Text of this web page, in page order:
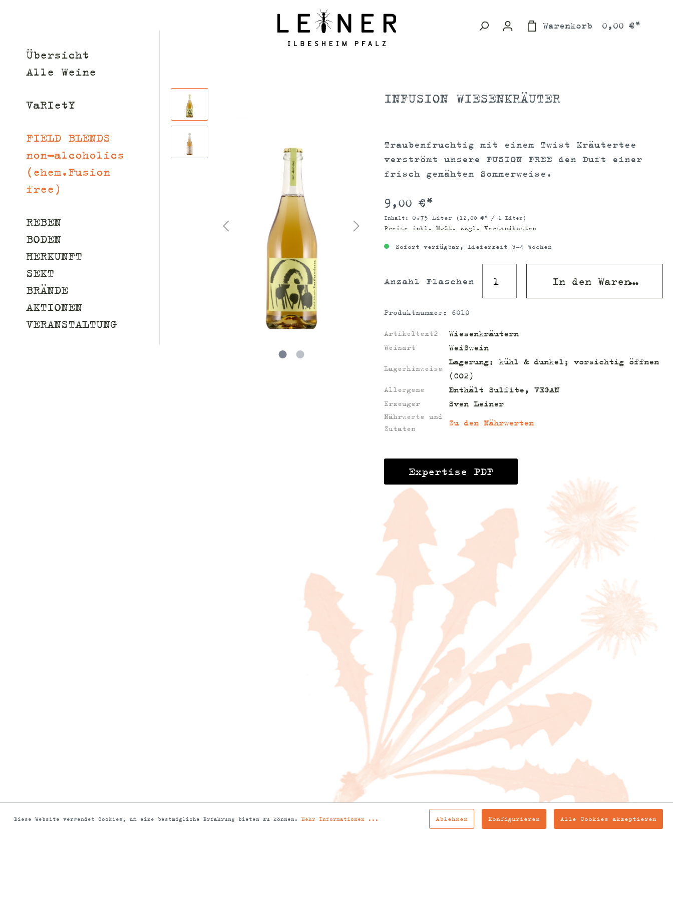
Warenkorb 0,00 €*
Übersicht
Alle Weine
VaRIetY
FIELD BLENDS
non-alcoholics
(ehem.Fusion
free)
REBEN
BODEN
HERKUNFT
SEKT
BRÄNDE
AKTIONEN
VERANSTALTUNG
INFUSION WIESENKRÄUTER
Traubenfruchtig mit einem Twist Kräutertee
verströmt unsere FUSION FREE den Duft einer
frisch gemähten Sommerweise.
9,00 €*
Inhalt:0.75 Liter (12,00 €* / 1 Liter)
Preise inkl. MwSt. zzgl. Versandkosten
Sofort verfügbar, Lieferzeit 3-4 Wochen
Anzahl Flaschen In den Warenkorb
Produktnummer: 6010
Artikeltext2
Wiesenkräutern
Weinart Weißwein
Lagerhinweise
Lagerung: kühl & dunkel; vorsichtig öffnen
(CO2)
Allergene Enthält Sulfite, VEGAN
Erzeuger Sven Leiner
Nährwerte und
Zutaten
Zu den Nährwerten
Expertise PDF
Diese Website verwendet Cookies, um eine bestmögliche Erfahrung bieten zu können. Mehr Informationen ... Ablehnen Konfigurieren Alle Cookies akzeptieren